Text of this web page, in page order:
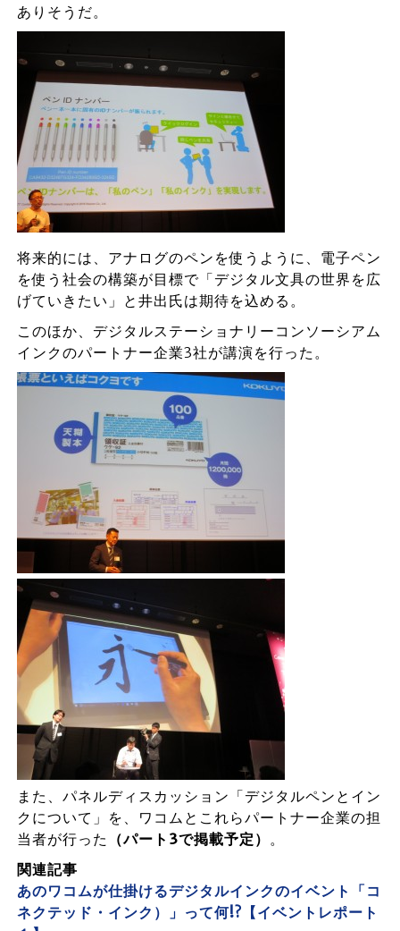
ありそうだ。
将来的には、アナログのペンを使うように、電子ペン
を使う社会の構築が目標で「デジタル文具の世界を広
げていきたい」と井出氏は期待を込める。
このほか、デジタルステーショナリーコンソーシアム
インクのパートナー企業3社が講演を行った。
また、パネルディスカッション「デジタルペンとイン
クについて」を、ワコムとこれらパートナー企業の担
当者が行った
（パート3で掲載予定） 。
関連記事
あのワコムが仕掛けるデジタルインクのイベント「コ
ネクテッド・インク）」って何!?【イベントレポート